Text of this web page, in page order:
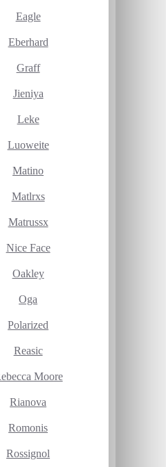
Eagle
Eberhard
Graff
Jieniya
Leke
Luoweite
Matino
Matlrxs
Matrussx
Nice Face
Oakley
Oga
Polarized
Reasic
Moore
Rianova
Romonis
Rossignol